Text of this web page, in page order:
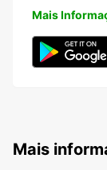
Mais
Mais